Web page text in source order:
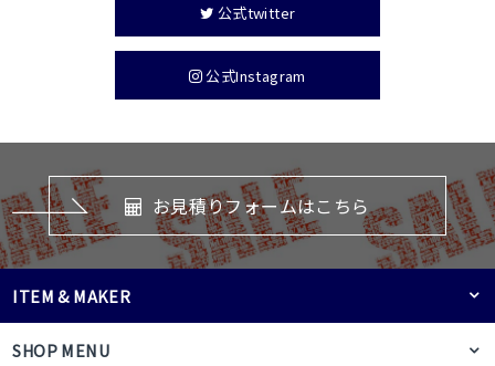
公式twitter
公式Instagram
お見積りフォームはこちら
SHOP MENU
ITEM & MAKER